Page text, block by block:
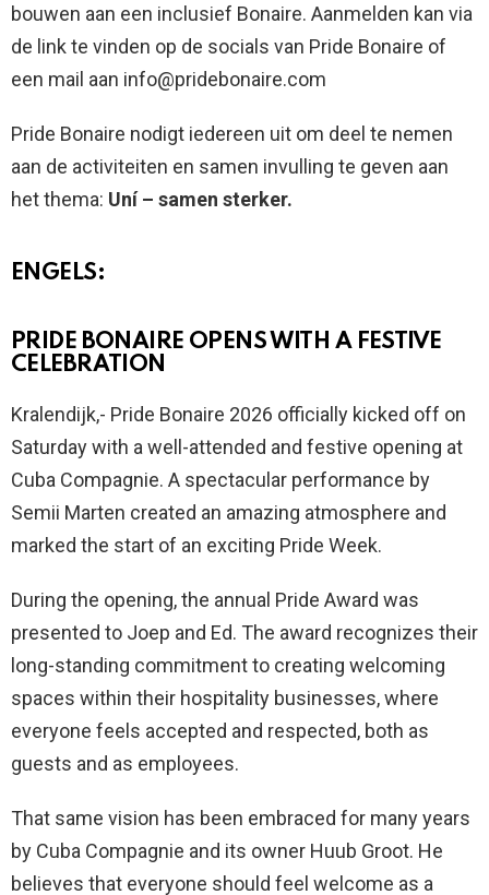
bouwen aan een inclusief Bonaire. Aanmelden kan via
de link te vinden op de socials van Pride Bonaire of
een mail aan info@pridebonaire.com
Pride Bonaire nodigt iedereen uit om deel te nemen
aan de activiteiten en samen invulling te geven aan
het thema: Uní – samen sterker.
ENGELS:
PRIDE BONAIRE OPENS WITH A FESTIVE
CELEBRATION
Kralendijk,- Pride Bonaire 2026 officially kicked off on
Saturday with a well-attended and festive opening at
Cuba Compagnie. A spectacular performance by
Semii Marten created an amazing atmosphere and
marked the start of an exciting Pride Week.
During the opening, the annual Pride Award was
presented to Joep and Ed. The award recognizes their
long-standing commitment to creating welcoming
spaces within their hospitality businesses, where
everyone feels accepted and respected, both as
guests and as employees.
That same vision has been embraced for many years
by Cuba Compagnie and its owner Huub Groot. He
believes that everyone should feel welcome as a